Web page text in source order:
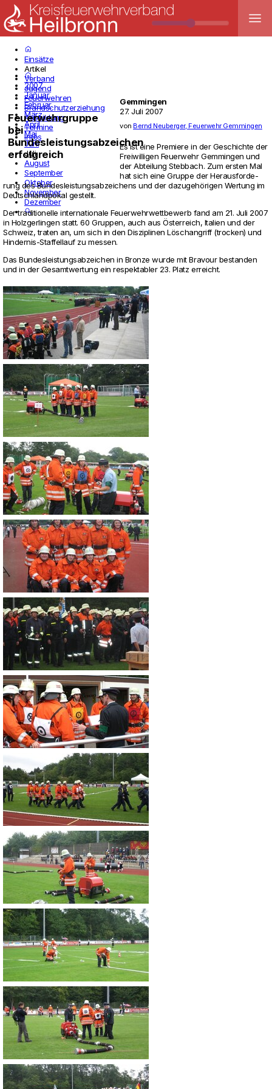
menu
home
Einsätze
Artikel
Verband
Jugend
Feuerwehren
Brandschutzerziehung
Ausbildung
Termine
Infos
home
2007
Januar
Februar
März
April
Mai
Juni
Juli
August
September
Oktober
November
Dezember
search
Feuerwehrgruppe
bei
Bundesleistungsabzeichen
erfolgreich
Gemmingen
27. Juli 2007
von Bernd Neuberger, Feuerwehr Gemmingen
Es ist eine Pre­miere in der Geschichte der
Frei­wil­ligen Feu­er­wehr Gem­mingen und
der Abtei­lung Steb­bach. Zum ersten Mal
hat sich eine Gruppe der Her­aus­for­de­
rung des Bun­des­leis­tungs­ab­zei­chens und der dazugehörigen Wer­tung im
Deutsch­land­pokal gestellt.
Der tra­di­tio­nelle inter­na­tio­nale Feu­er­wehr­wett­be­werb fand am 21. Juli 2007
in Holz­ger­lingen statt. 60 Gruppen, auch aus Öster­reich, Ita­lien und der
Schweiz, traten an, um sich in den Dis­zi­plinen Lösch­an­griff (tro­cken) und
Hin­dernis-Staf­fel­lauf zu messen.
Das Bun­des­leis­tungs­ab­zei­chen in Bronze wurde mit Bra­vour bestanden
und in der Gesamt­wer­tung ein respek­ta­bler 23. Platz erreicht.